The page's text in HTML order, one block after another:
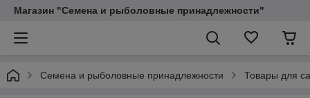
Магазин "Семена и рыболовные принадлежности"
Семена и рыболовные принадлежности Товары для